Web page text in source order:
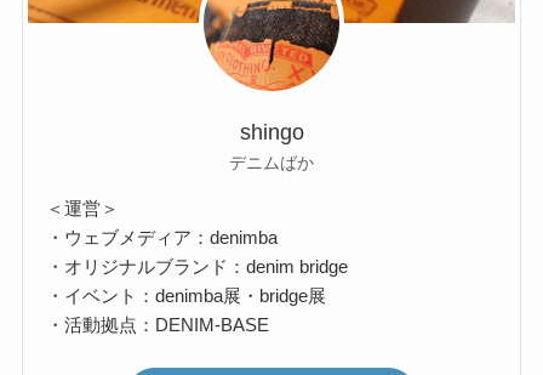
shingo
デニムばか
＜運営＞
・ウェブメディア：denimba
・オリジナルブランド：denim bridge
・イベント：denimba展・bridge展
・活動拠点：DENIM-BASE